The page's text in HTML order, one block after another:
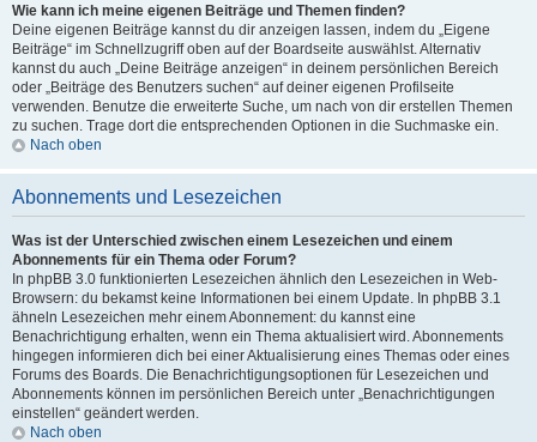
Wie kann ich meine eigenen Beiträge und Themen finden?
Deine eigenen Beiträge kannst du dir anzeigen lassen, indem du „Eigene
Beiträge“ im Schnellzugriff oben auf der Boardseite auswählst. Alternativ
kannst du auch „Deine Beiträge anzeigen“ in deinem persönlichen Bereich
oder „Beiträge des Benutzers suchen“ auf deiner eigenen Profilseite
verwenden. Benutze die erweiterte Suche, um nach von dir erstellen Themen
zu suchen. Trage dort die entsprechenden Optionen in die Suchmaske ein.
Nach oben
Abonnements und Lesezeichen
Was ist der Unterschied zwischen einem Lesezeichen und einem
Abonnements für ein Thema oder Forum?
In phpBB 3.0 funktionierten Lesezeichen ähnlich den Lesezeichen in Web-
Browsern: du bekamst keine Informationen bei einem Update. In phpBB 3.1
ähneln Lesezeichen mehr einem Abonnement: du kannst eine
Benachrichtigung erhalten, wenn ein Thema aktualisiert wird. Abonnements
hingegen informieren dich bei einer Aktualisierung eines Themas oder eines
Forums des Boards. Die Benachrichtigungsoptionen für Lesezeichen und
Abonnements können im persönlichen Bereich unter „Benachrichtigungen
einstellen“ geändert werden.
Nach oben